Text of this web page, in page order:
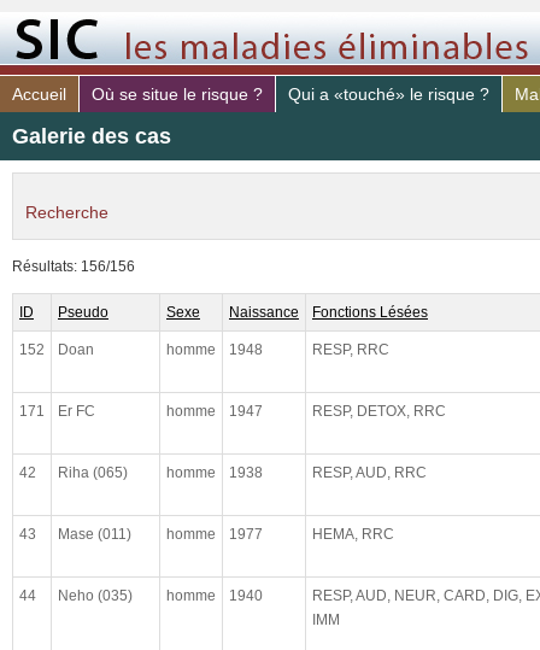
Accueil Où se situe le risque ? Qui a «touché» le risque ?
Galerie des cas
Recherche
identifiant
médecin.
sexe
risque PAR (sujet)
risque DE (sujet)
observations médicales
Résultats: 156/156
ID Pseudo Sexe Naissance Fonctions Lésées
152 Doan homme 1948 RESP, RRC
171 Er FC homme 1947 RESP, DETOX, RRC
42 Riha (065) homme 1938 RESP, AUD, RRC
43 Mase (011) homme 1977 HEMA, RRC
44 Neho (035) homme 1940
RESP, AUD, NEUR, CARD, DIG,
IMM